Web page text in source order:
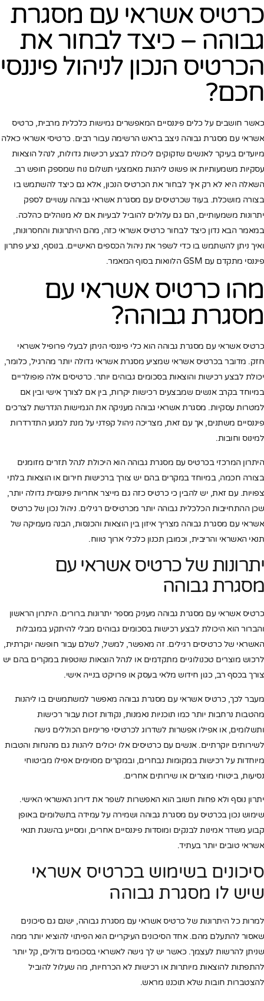
כרטיס אשראי עם מסגרת
גבוהה – כיצד לבחור את
הכרטיס הנכון לניהול פיננסי
חכם?
כאשר חושבים על כלים פיננסיים המאפשרים גמישות כלכלית מרבית, כרטיס
אשראי עם מסגרת גבוהה ניצב בראש הרשימה עבור רבים. כרטיסי אשראי כאלה
מיועדים בעיקר לאנשים שזקוקים ליכולת לבצע רכישות גדולות, לנהל הוצאות
עסקיות משמעותיות או פשוט ליהנות מאמצעי תשלום נוח שמספק חופש רב.
השאלה היא לא רק איך לבחור את הכרטיס הנכון, אלא גם כיצד להשתמש בו
בצורה מושכלת. בעוד שכרטיסים עם מסגרת אשראי גבוהה עשויים לספק
יתרונות משמעותיים, הם גם עלולים להוביל לבעיות אם לא מנוהלים כהלכה.
במאמר הבא נדון כיצד לבחור כרטיס אשראי כזה, מהם היתרונות והחסרונות,
ואיך ניתן להשתמש בו כדי לשפר את ניהול הכספים האישיים. בנוסף, נציע פתרון
פיננסי מתקדם עם GSM הלוואות בסוף המאמר.
מהו כרטיס אשראי עם
מסגרת גבוהה?
כרטיס אשראי עם מסגרת גבוהה הוא כלי פיננסי הניתן לבעלי פרופיל אשראי
חזק. מדובר בכרטיס אשראי שמציע מסגרת אשראי גדולה יותר מהרגיל, כלומר,
יכולת לבצע רכישות והוצאות בסכומים גבוהים יותר. כרטיסים אלה פופולריים
במיוחד בקרב אנשים שמבצעים רכישות יקרות, בין אם לצורך אישי ובין אם
למטרות עסקיות. מסגרת אשראי גבוהה מעניקה את הגמישות הנדרשת לצרכים
פיננסיים משתנים, אך עם זאת, מצריכה ניהול קפדני על מנת למנוע התדרדרות
למינוס וחובות.
היתרון המרכזי בכרטיס עם מסגרת גבוהה הוא היכולת לנהל תזרים מזומנים
בצורה חכמה, במיוחד במקרים בהם יש צורך ברכישות חירום או הוצאות בלתי
צפויות. עם זאת, יש להבין כי כרטיס כזה גם מייצר אחריות פיננסית גדולה יותר,
שכן ההתחייבות הכלכלית גבוהה יותר מכרטיסים רגילים. ניהול נכון של כרטיס
אשראי עם מסגרת גבוהה מצריך איזון בין הוצאות והכנסות, הבנה מעמיקה של
תנאי האשראי והריבית, וכמובן תכנון כלכלי ארוך טווח.
יתרונות של כרטיס אשראי עם
מסגרת גבוהה
כרטיס אשראי עם מסגרת גבוהה מעניק מספר יתרונות ברורים. היתרון הראשון
והברור הוא היכולת לבצע רכישות בסכומים גבוהים מבלי להיתקע במגבלות
האשראי של כרטיסים רגילים. זה מאפשר, למשל, לשלם עבור חופשה יוקרתית,
לרכוש מוצרים טכנולוגיים מתקדמים או לנהל הוצאות שוטפות במקרים בהם יש
צורך בכסף רב, כגון חידוש מלאי בעסק או פרויקט בנייה אישי.
מעבר לכך, כרטיס אשראי עם מסגרת גבוהה מאפשר למשתמשים בו ליהנות
מהטבות נרחבות יותר כמו תוכניות נאמנות, נקודות זכות עבור רכישות
ותשלומים, או אפילו אפשרות לשדרוג לכרטיסי פרימיום הכוללים גישה
לשירותים יוקרתיים. אנשים עם כרטיסים אלו יכולים ליהנות גם מהנחות והטבות
מיוחדות על רכישות במקומות נבחרים, ובמקרים מסוימים אפילו מביטוחי
נסיעות, ביטוחי מוצרים או שירותים אחרים.
יתרון נוסף ולא פחות חשוב הוא האפשרות לשפר את דירוג האשראי האישי.
שימוש נכון בכרטיס עם מסגרת גבוהה ושמירה על עמידה בתשלומים באופן
קבוע משדר אמינות לבנקים ומוסדות פיננסיים אחרים, ומסייע בהשגת תנאי
אשראי טובים יותר בעתיד.
סיכונים בשימוש בכרטיס אשראי
שיש לו מסגרת גבוהה
למרות כל היתרונות של כרטיס אשראי עם מסגרת גבוהה, ישנם גם סיכונים
שאסור להתעלם מהם. אחד הסיכונים העיקריים הוא הפיתוי להוציא יותר ממה
שניתן להרשות לעצמך. כאשר יש לך גישה לאשראי בסכומים גדולים, קל יותר
להתפתות להוצאות מיותרות או רכישות לא הכרחיות, מה שעלול להוביל
להצטברות חובות שלא תוכננו מראש.